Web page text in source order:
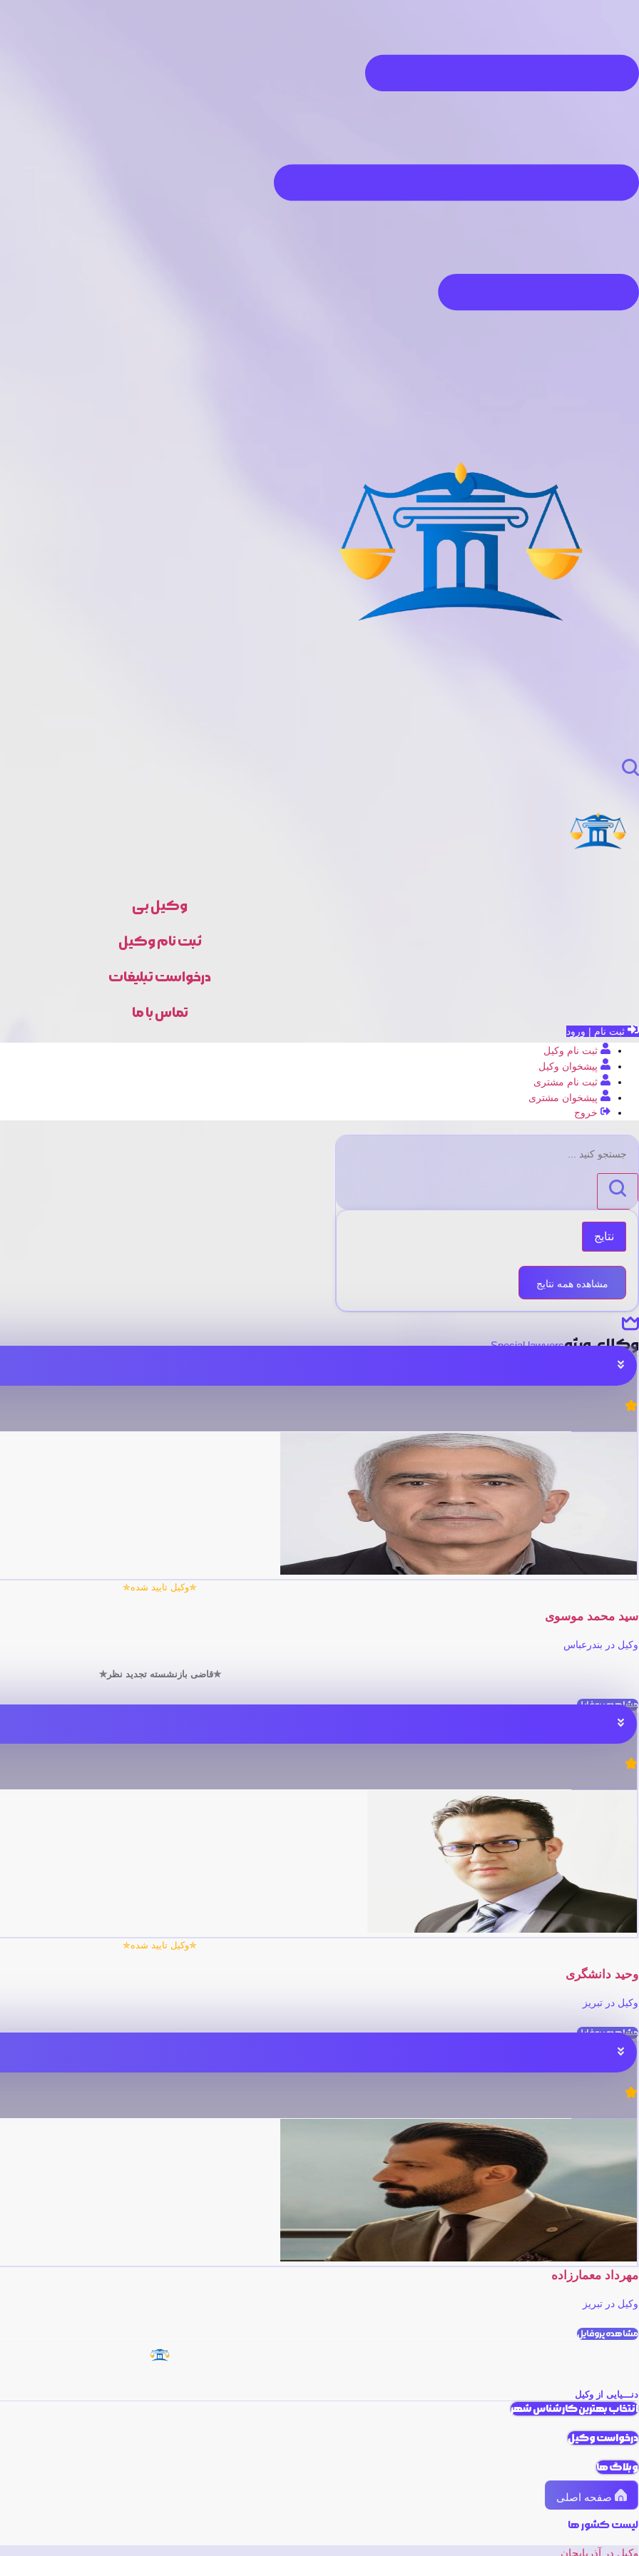
وکیل بی
ثبت نام وکیل
درخواست تبلیغات
تماس با ما
ثبت نام | ورود
ثبت نام وکیل
پیشخوان وکیل
ثبت نام مشتری
پیشخوان مشتری
خروج
جستجو
نتایج
مشاهده همه نتایج
وکلای ویژهSpecial lawyers
✯وکیل تایید شده✯
سید محمد موسوی
وکیل در بندرعباس
✯قاضی بازنشسته تجدید نظر✯
مشاهده پروفایل
✯وکیل تایید شده✯
وحید دانشگری
وکیل در تبریز
مشاهده پروفایل
مهرداد معمارزاده
وکیل در تبریز
مشاهده پروفایل
دنـــیایی از وکیل
انتخاب بهترین کارشناس شهر
درخواست وکیل
وبلاگ ها
صفحه اصلی
لیست کشور ها
وکیل در آذربایجان